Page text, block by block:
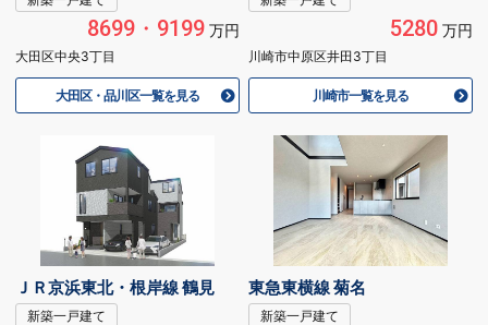
8699・9199万円
大田区中央3丁目
大田区・品川区一覧を見る
5280万円
川崎市中原区井田3丁目
川崎市一覧を見る
ＪＲ京浜東北・根岸線 鶴見
新築一戸建て
東急東横線 菊名
新築一戸建て